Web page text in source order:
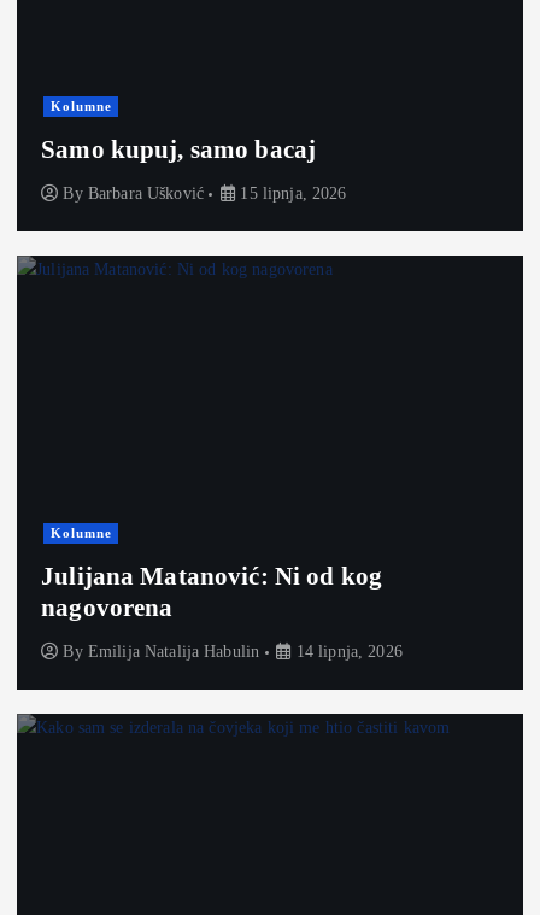
Kolumne
Samo kupuj, samo bacaj
By Barbara Ušković 15 lipnja, 2026
Kolumne
Julijana Matanović: Ni od kog
nagovorena
By Emilija Natalija Habulin 14 lipnja, 2026